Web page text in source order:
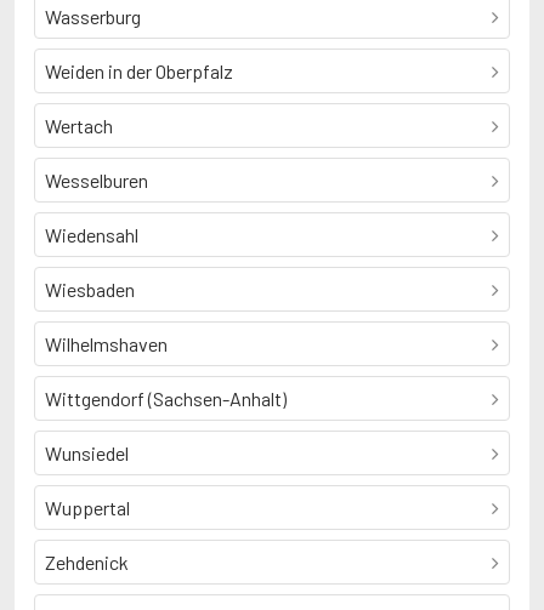
Wasserburg
Weiden in der Oberpfalz
Wertach
Wesselburen
Wiedensahl
Wiesbaden
Wilhelmshaven
Wittgendorf (Sachsen-Anhalt)
Wunsiedel
Wuppertal
Zehdenick